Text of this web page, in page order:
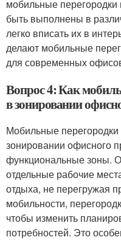
мобильные
быть выполнены в
легко вписать их в
делают мобильные
для современных
Вопрос 4: Как
в зонировании
Мобильные
зонировании офисного
функциональные зоны.
отдельные рабочие
отдыха, не перегружая
мобильности,
чтобы изменить
потребностей. Это